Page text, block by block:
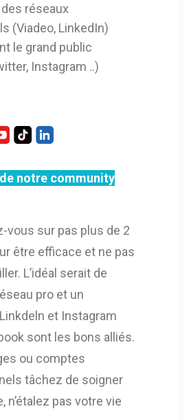
réseaux
(Viadeo, LinkedIn)
le grand public
Instagram ..)
notre community
vous sur pas plus de 2
être efficace et ne pas
L’idéal serait de
pro et un
et Instagram
sont les bons alliés.
ou comptes
tâchez de soigner
n’étalez pas votre vie